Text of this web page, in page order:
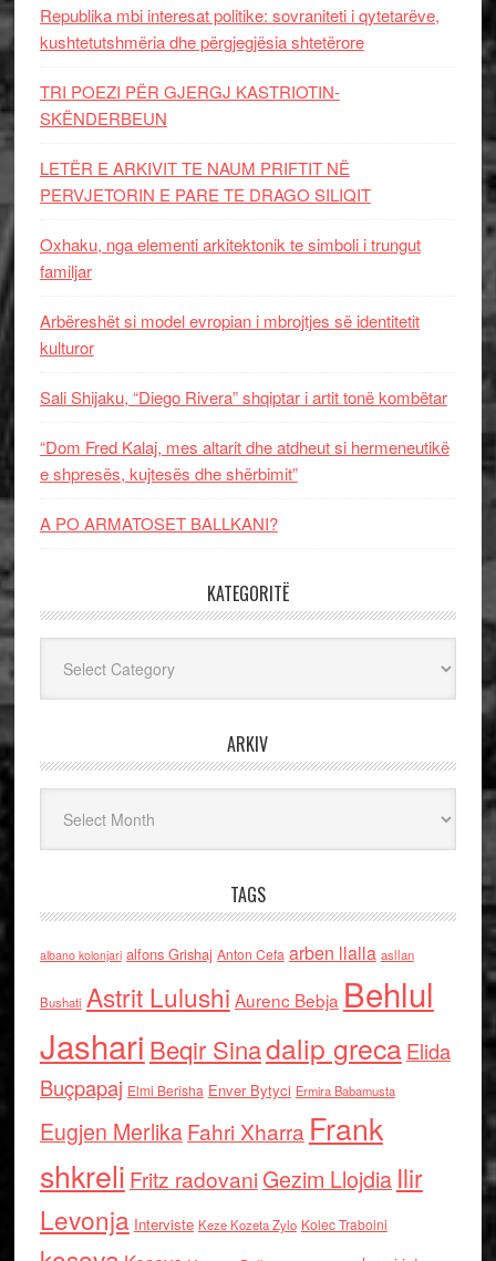
Republika mbi interesat politike: sovraniteti i qytetarëve,
kushtetutshmëria dhe përgjegjësia shtetërore
TRI POEZI PËR GJERGJ KASTRIOTIN-
SKËNDERBEUN
LETËR E ARKIVIT TE NAUM PRIFTIT NË
PERVJETORIN E PARE TE DRAGO SILIQIT
Oxhaku, nga elementi arkitektonik te simboli i trungut
familjar
Arbëreshët si model evropian i mbrojtjes së identitetit
kulturor
Sali Shijaku, “Diego Rivera” shqiptar i artit tonë kombëtar
“Dom Fred Kalaj, mes altarit dhe atdheut si hermeneutikë
e shpresës, kujtesës dhe shërbimit”
A PO ARMATOSET BALLKANI?
KATEGORITË
ARKIV
TAGS
albano kolonjari alfons Grishaj Anton Cefa arben llalla asllan
Bushati Astrit Lulushi Aurenc Bebja Behlul
Jashari Beqir Sinadalip grecaElida
Buçpapaj Elmi Berisha Enver Bytyci Ermira Babamusta
Eugjen MerlikaFahri Xharra Frank
shkreli Fritz radovaniGezim Llojdia Ilir
Levonja Interviste Keze Kozeta Zylo Kolec Traboini